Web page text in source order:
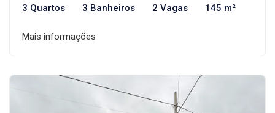
3 Quartos 3 Banheiros 2 Vagas 145 m²
Mais informações